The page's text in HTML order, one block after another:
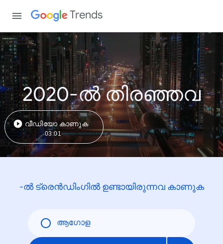
Trends
2020-ൽ തിരഞ്ഞവ
വീഡിയോ കാണുക
03:01
-ൽ ട്രെൻഡിംഗിൽ ഉണ്ടായിരുന്നവ കാണുക
ആഗോള